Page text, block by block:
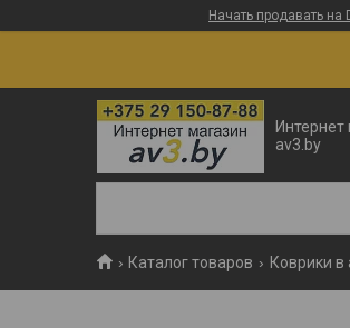
Начать продавать на
Интернет
av3.by
Каталог товаров Коврики